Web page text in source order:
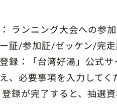
ランニング大会への参
証/参加証/ゼッケン/完走
録：「台湾好湯」公式サ
、必要事項を入力してく
録が完了すると、抽選資